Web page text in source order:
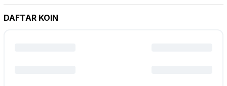
DAFTAR KOIN